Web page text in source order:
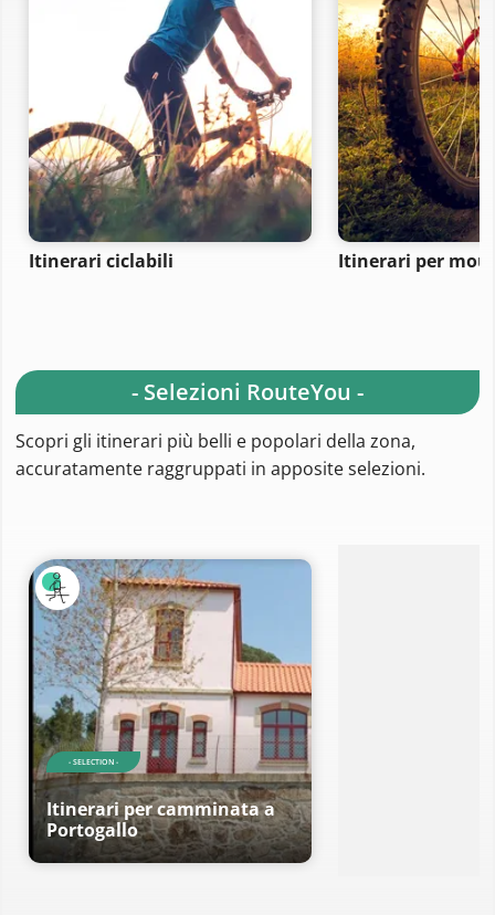
Itinerari ciclabili Itinerari per
- Selezioni RouteYou -
Scopri gli itinerari più belli e popolari della zona,
accuratamente raggruppati in apposite selezioni.
- SELECTION -
Itinerari per camminata a
Portogallo